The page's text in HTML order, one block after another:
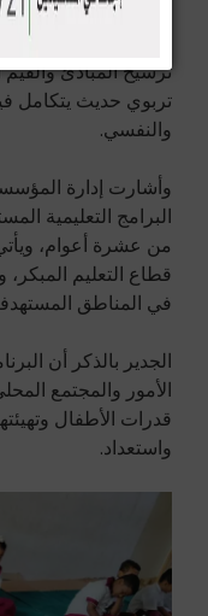
ويهدف البرنامج إلى
للأطفال، وصقل
ترسيخ المبادئ
تربوي حديث يتكامل
والنفسي.
وأشارت إدارة
البرامج التعليمية
من عشرة أعوام،
قطاع التعليم
في المناطق
الجدير بالذكر أن
الأمور والمجتمع
قدرات الأطفال
واستعداد.